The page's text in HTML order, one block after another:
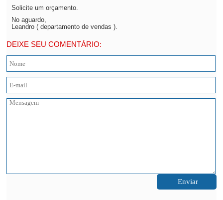
Solicite um orçamento.
No aguardo,
Leandro ( departamento de vendas ).
DEIXE SEU COMENTÁRIO: